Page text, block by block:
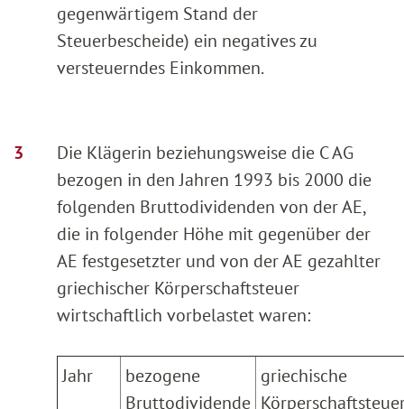
gegenwärtigem Stand der
Steuerbescheide) ein negatives zu
versteuerndes Einkommen.
Die Klägerin beziehungsweise die C AG
bezogen in den Jahren 1993 bis 2000 die
folgenden Bruttodividenden von der AE,
die in folgender Höhe mit gegenüber der
AE festgesetzter und von der AE gezahlter
griechischer Körperschaftsteuer
wirtschaftlich vorbelastet waren:
Jahr
bezogene
Bruttodividende
griechische